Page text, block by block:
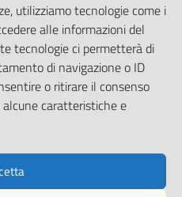
utilizziamo tecnologie come i
alle informazioni del
tecnologie ci permetterà di
di navigazione o ID
o ritirare il consenso
caratteristiche e